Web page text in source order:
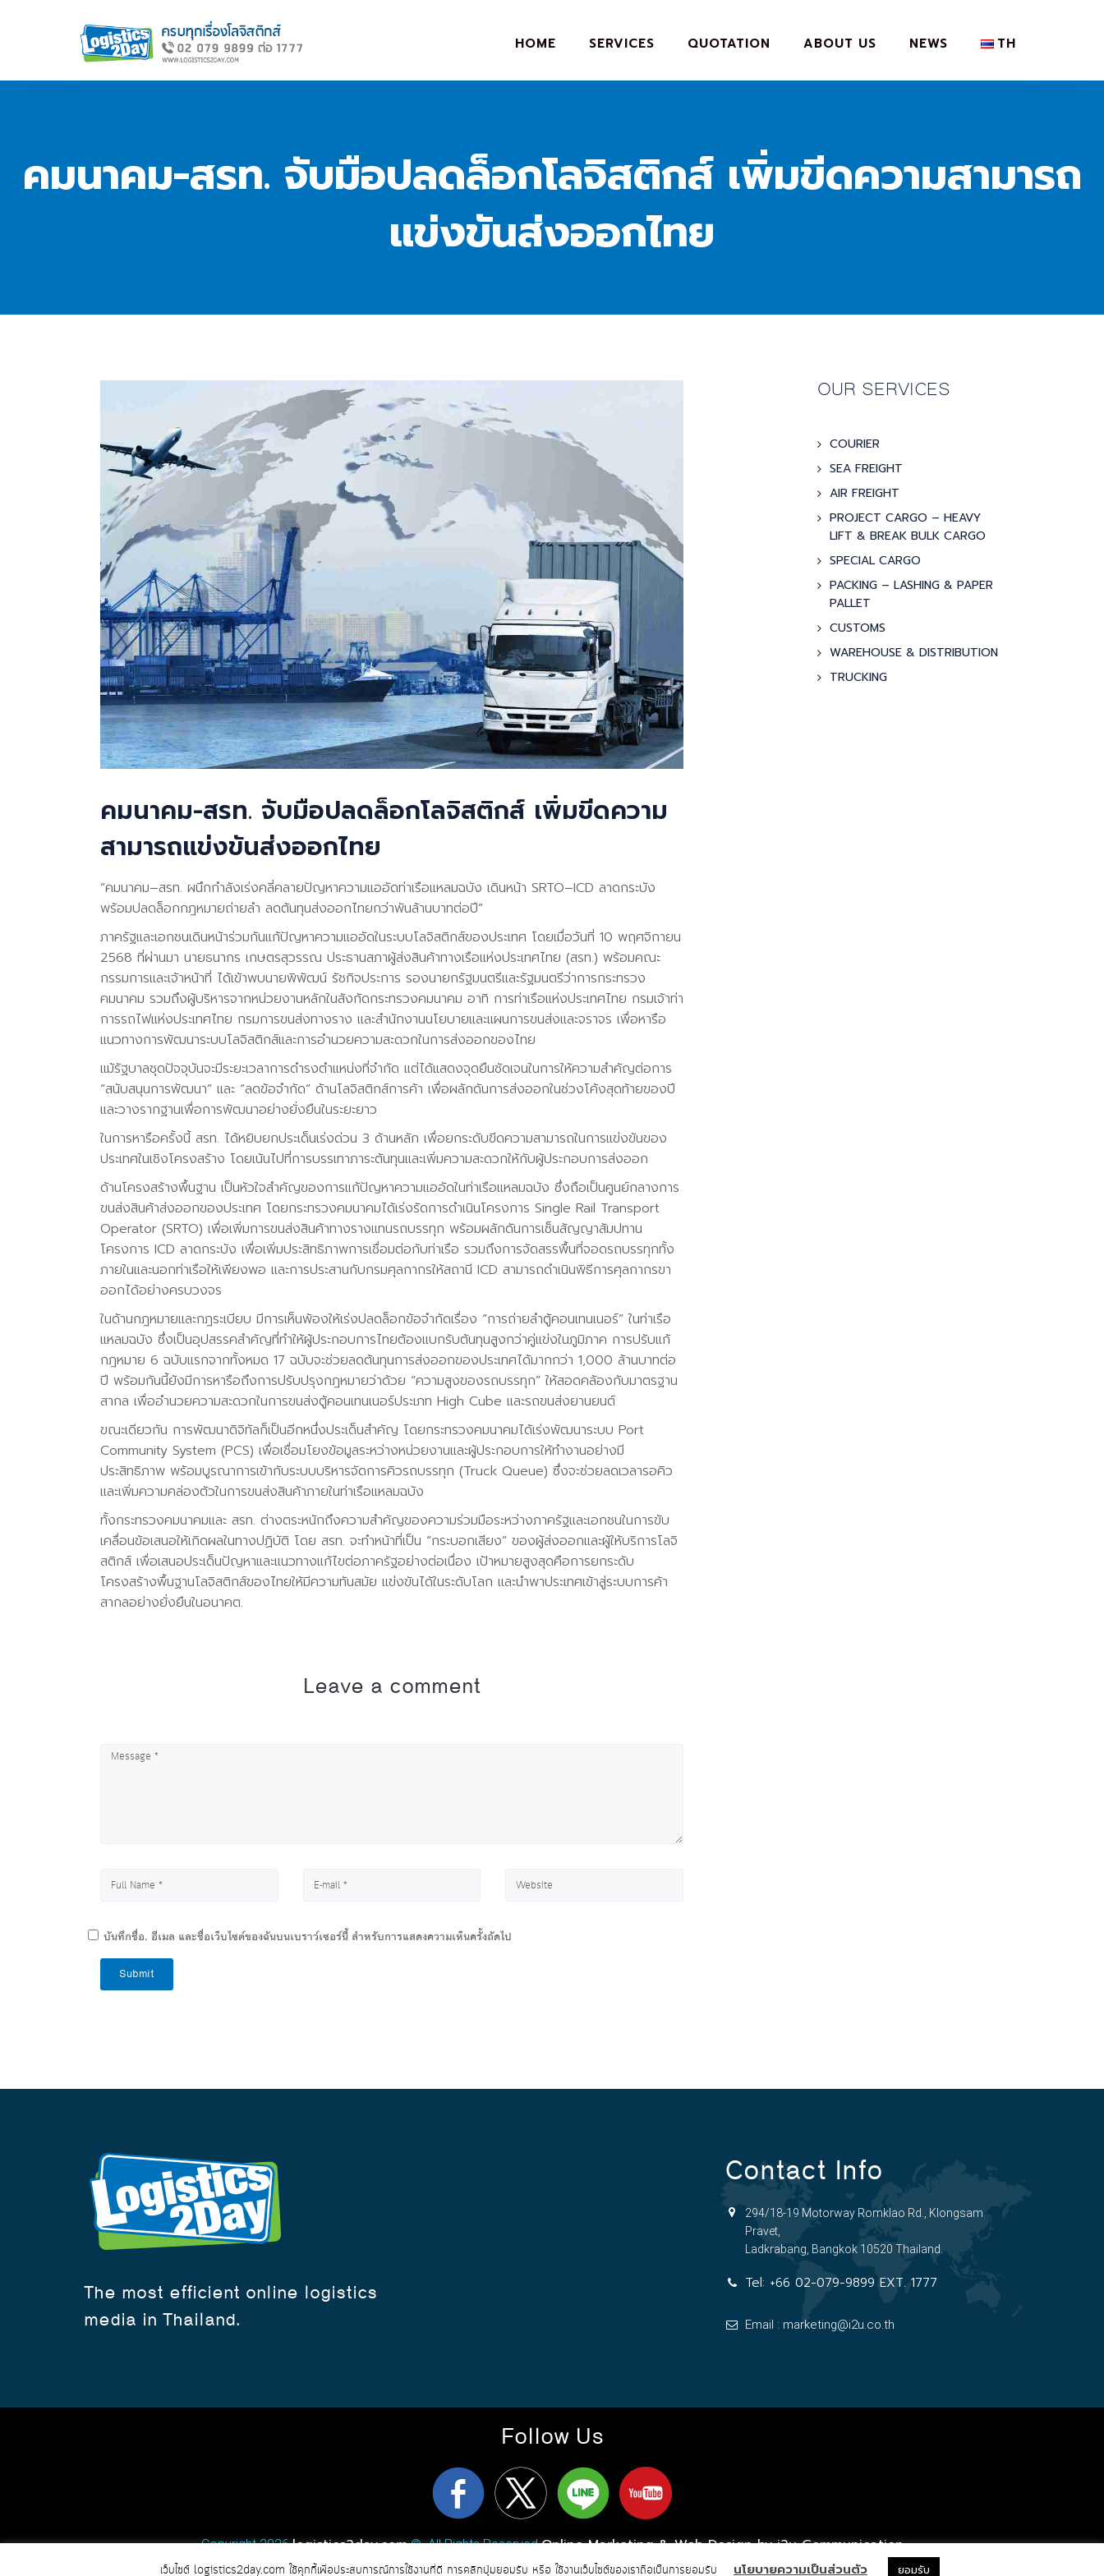
HOME SERVICES QUOTATION ABOUT US NEWS TH
คมนาคม-สรท. จับมือปลดล็อกโลจิสติกส์ เพิ่มขีดความสามารถ
แข่งขันส่งออกไทย
คมนาคม-สรท. จับมือปลดล็อกโลจิสติกส์ เพิ่มขีดความ
สามารถแข่งขันส่งออกไทย
“คมนาคม–สรท. ผนึกกำลังเร่งคลี่คลายปัญหาความแออัดท่าเรือแหลมฉบัง เดินหน้า SRTO–ICD ลาดกระบัง
พร้อมปลดล็อกกฎหมายถ่ายลำ ลดต้นทุนส่งออกไทยกว่าพันล้านบาทต่อปี”
ภาครัฐและเอกชนเดินหน้าร่วมกันแก้ปัญหาความแออัดในระบบโลจิสติกส์ของประเทศ โดยเมื่อวันที่ 10 พฤศจิกายน
2568 ที่ผ่านมา นายธนากร เกษตรสุวรรณ ประธานสภาผู้ส่งสินค้าทางเรือแห่งประเทศไทย (สรท.) พร้อมคณะ
กรรมการและเจ้าหน้าที่ ได้เข้าพบนายพิพัฒน์ รัชกิจประการ รองนายกรัฐมนตรีและรัฐมนตรีว่าการกระทรวง
คมนาคม รวมถึงผู้บริหารจากหน่วยงานหลักในสังกัดกระทรวงคมนาคม อาทิ การท่าเรือแห่งประเทศไทย กรมเจ้าท่า
การรถไฟแห่งประเทศไทย กรมการขนส่งทางราง และสำนักงานนโยบายและแผนการขนส่งและจราจร เพื่อหารือ
แนวทางการพัฒนาระบบโลจิสติกส์และการอำนวยความสะดวกในการส่งออกของไทย
แม้รัฐบาลชุดปัจจุบันจะมีระยะเวลาการดำรงตำแหน่งที่จำกัด แต่ได้แสดงจุดยืนชัดเจนในการให้ความสำคัญต่อการ
“สนับสนุนการพัฒนา” และ “ลดข้อจำกัด” ด้านโลจิสติกส์การค้า เพื่อผลักดันการส่งออกในช่วงโค้งสุดท้ายของปี
และวางรากฐานเพื่อการพัฒนาอย่างยั่งยืนในระยะยาว
ในการหารือครั้งนี้ สรท. ได้หยิบยกประเด็นเร่งด่วน 3 ด้านหลัก เพื่อยกระดับขีดความสามารถในการแข่งขันของ
ประเทศในเชิงโครงสร้าง โดยเน้นไปที่การบรรเทาภาระต้นทุนและเพิ่มความสะดวกให้กับผู้ประกอบการส่งออก
ด้านโครงสร้างพื้นฐาน เป็นหัวใจสำคัญของการแก้ปัญหาความแออัดในท่าเรือแหลมฉบัง ซึ่งถือเป็นศูนย์กลางการ
ขนส่งสินค้าส่งออกของประเทศ โดยกระทรวงคมนาคมได้เร่งรัดการดำเนินโครงการ Single Rail Transport
Operator (SRTO) เพื่อเพิ่มการขนส่งสินค้าทางรางแทนรถบรรทุก พร้อมผลักดันการเซ็นสัญญาสัมปทาน
โครงการ ICD ลาดกระบัง เพื่อเพิ่มประสิทธิภาพการเชื่อมต่อกับท่าเรือ รวมถึงการจัดสรรพื้นที่จอดรถบรรทุกทั้ง
ภายในและนอกท่าเรือให้เพียงพอ และการประสานกับกรมศุลกากรให้สถานี ICD สามารถดำเนินพิธีการศุลกากรขา
ออกได้อย่างครบวงจร
ในด้านกฎหมายและกฎระเบียบ มีการเห็นพ้องให้เร่งปลดล็อกข้อจำกัดเรื่อง “การถ่ายลำตู้คอนเทนเนอร์” ในท่าเรือ
แหลมฉบัง ซึ่งเป็นอุปสรรคสำคัญที่ทำให้ผู้ประกอบการไทยต้องแบกรับต้นทุนสูงกว่าคู่แข่งในภูมิภาค การปรับแก้
กฎหมาย 6 ฉบับแรกจากทั้งหมด 17 ฉบับจะช่วยลดต้นทุนการส่งออกของประเทศได้มากกว่า 1,000 ล้านบาทต่อ
ปี พร้อมกันนี้ยังมีการหารือถึงการปรับปรุงกฎหมายว่าด้วย “ความสูงของรถบรรทุก” ให้สอดคล้องกับมาตรฐาน
สากล เพื่ออำนวยความสะดวกในการขนส่งตู้คอนเทนเนอร์ประเภท High Cube และรถขนส่งยานยนต์
ขณะเดียวกัน การพัฒนาดิจิทัลก็เป็นอีกหนึ่งประเด็นสำคัญ โดยกระทรวงคมนาคมได้เร่งพัฒนาระบบ Port
Community System (PCS) เพื่อเชื่อมโยงข้อมูลระหว่างหน่วยงานและผู้ประกอบการให้ทำงานอย่างมี
ประสิทธิภาพ พร้อมบูรณาการเข้ากับระบบบริหารจัดการคิวรถบรรทุก (Truck Queue) ซึ่งจะช่วยลดเวลารอคิว
และเพิ่มความคล่องตัวในการขนส่งสินค้าภายในท่าเรือแหลมฉบัง
ทั้งกระทรวงคมนาคมและ สรท. ต่างตระหนักถึงความสำคัญของความร่วมมือระหว่างภาครัฐและเอกชนในการขับ
เคลื่อนข้อเสนอให้เกิดผลในทางปฏิบัติ โดย สรท. จะทำหน้าที่เป็น “กระบอกเสียง” ของผู้ส่งออกและผู้ให้บริการโลจิ
สติกส์ เพื่อเสนอประเด็นปัญหาและแนวทางแก้ไขต่อภาครัฐอย่างต่อเนื่อง เป้าหมายสูงสุดคือการยกระดับ
โครงสร้างพื้นฐานโลจิสติกส์ของไทยให้มีความทันสมัย แข่งขันได้ในระดับโลก และนำพาประเทศเข้าสู่ระบบการค้า
สากลอย่างยั่งยืนในอนาคต.
Leave a comment
บันทึกชื่อ, อีเมล และชื่อเว็บไซต์ของฉันบนเบราว์เซอร์นี้ สำหรับการแสดงความเห็นครั้งถัดไป
Submit
OUR SERVICES
COURIER
SEA FREIGHT
AIR FREIGHT
PROJECT CARGO – HEAVY
LIFT & BREAK BULK CARGO
SPECIAL CARGO
PACKING – LASHING & PAPER
PALLET
CUSTOMS
WAREHOUSE & DISTRIBUTION
TRUCKING
The most efficient online logistics
media in Thailand.
Contact Info
294/18-19 Motorway Romklao Rd., Klongsam
Pravet,
Ladkrabang, Bangkok 10520 Thailand.
Tel: +66 02-079-9899 EXT. 1777
Email : marketing@i2u.co.th
Follow Us
Copyright 2026logistics2day.com© All Rights ReservedOnline Marketing & Web Design by i2u Communication
เว็บไซต์ logistics2day.com ใช้คุกกี้เพื่อประสบการณ์การใช้งานที่ดี การคลิกปุ่มยอมรับ หรือ ใช้งานเว็บไซต์ของเราถือเป็นการยอมรับ นโยบายความเป็นส่วนตัว ยอมรับ